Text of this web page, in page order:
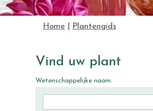
Home Plantengids
Vind uw plant
Wetenschappelijke naam: